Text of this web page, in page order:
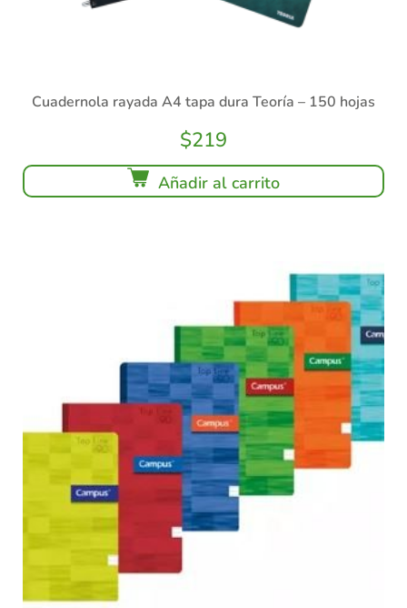
Cuadernola rayada A4 tapa dura Teoría – 150 hojas
$219
Añadir al carrito